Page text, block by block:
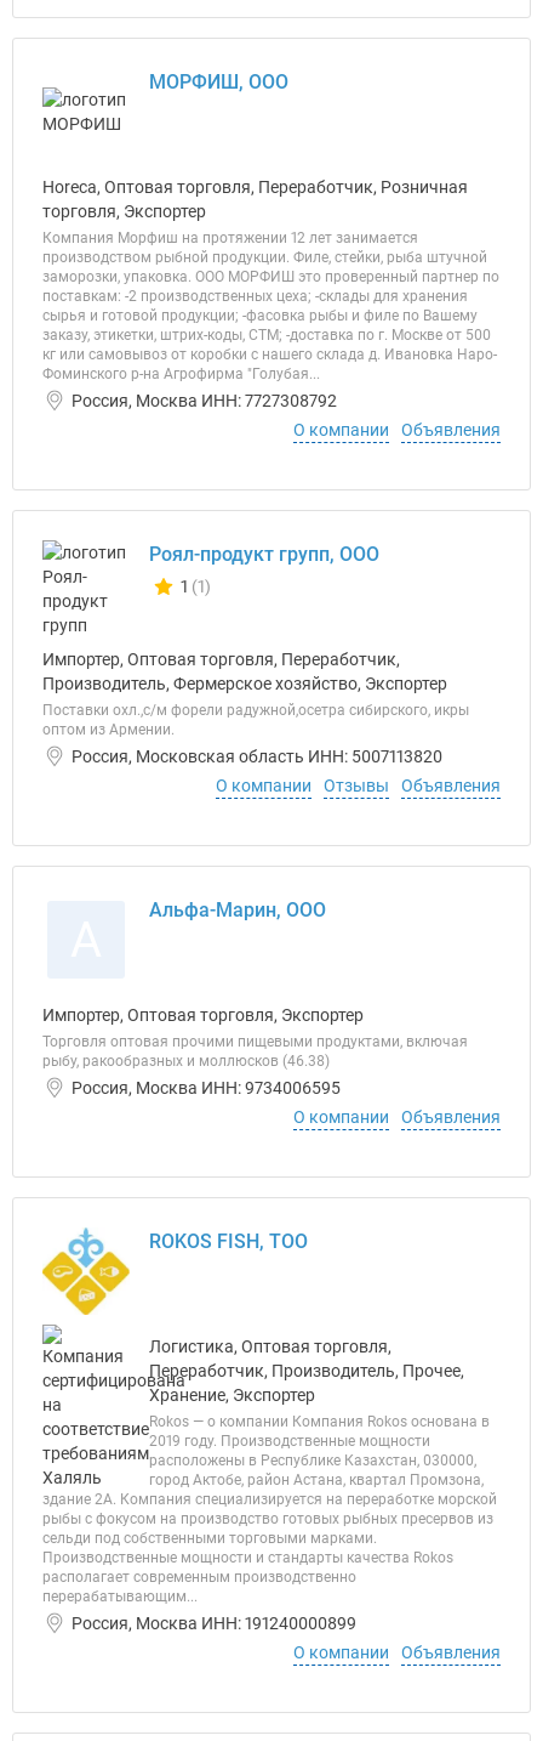
МОРФИШ, ООО
Horeca, Оптовая торговля, Переработчик, Розничная
торговля, Экспортер
Компания Морфиш на протяжении 12 лет занимается
производством рыбной продукции. Филе, стейки, рыба штучной
заморозки, упаковка. ООО МОРФИШ это проверенный партнер по
поставкам: -2 производственных цеха; -склады для хранения
сырья и готовой продукции; -фасовка рыбы и филе по Вашему
заказу, этикетки, штрих-коды, СТМ; -доставка по г. Москве от 500
кг или самовывоз от коробки с нашего склада д. Ивановка Наро-
Фоминского р-на Агрофирма "Голубая...
Россия, Москва ИНН: 7727308792
О компании
Объявления
Роял-продукт групп, ООО
Количество отзывов у компании всего и сегодня
1 (1)
Импортер, Оптовая торговля, Переработчик,
Производитель, Фермерское хозяйство, Экспортер
Поставки охл.,с/м форели радужной,осетра сибирского, икры
оптом из Армении.
Россия, Московская область ИНН: 5007113820
О компании
Отзывы Объявления
Альфа-Марин, ООО
Импортер, Оптовая торговля, Экспортер
Торговля оптовая прочими пищевыми продуктами, включая
рыбу, ракообразных и моллюсков (46.38)
Россия, Москва ИНН: 9734006595
О компании
Объявления
ROKOS FISH, ТОО
Логистика, Оптовая торговля,
Переработчик, Производитель, Прочее,
Хранение, Экспортер
Rokos — о компании Компания Rokos основана в
2019 году. Производственные мощности
расположены в Республике Казахстан, 030000,
город Актобе, район Астана, квартал Промзона,
здание 2А. Компания специализируется на переработке морской
рыбы с фокусом на производство готовых рыбных пресервов из
сельди под собственными торговыми марками.
Производственные мощности и стандарты качества Rokos
располагает современным производственно
перерабатывающим...
Россия, Москва ИНН: 191240000899
О компании
Объявления